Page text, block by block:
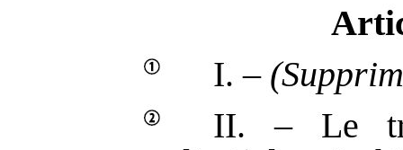
I. –
II. – Le